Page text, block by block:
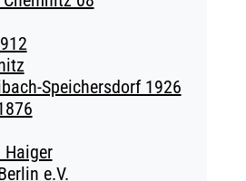
Speichersdorf 1926
Haiger
e.V.